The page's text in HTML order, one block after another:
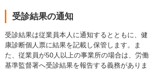
受診結果の通知
受診結果は従業員本人に通知するとともに、健
康診断個人票に結果を記載し保管します。ま
た、従業員が50人以上の事業所の場合は、労働
基準監督署へ受診結果を報告する義務がありま